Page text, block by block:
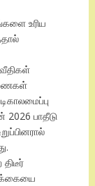
உரிய
2026 பாதீடு